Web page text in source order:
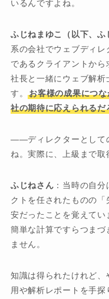
いるんですよね。
ふじねまゆこ（以下、ふ
系の会社でウェブディ
であるクライアントから
社長と一緒にウェブ解
す。お客様の成果につ
社の期待に応えられるだ
――ディレクターとして
ね。実際に、上級まで取
ふじねさん ：当時の自
クトを任されたものの
安だったことを覚えて
簡単な計算ですらつま
ません。
知識は得られたけれど
用や解析レポートを手探